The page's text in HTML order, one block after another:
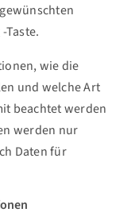
-Taste.
wie die
und welche Art
beachtet werden
werden nur
Daten für